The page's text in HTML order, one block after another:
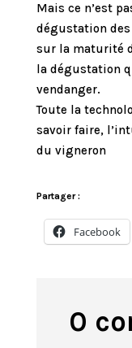
Mais ce n’est
dégustation
sur la maturité
la dégustation
vendanger.
Toute la
savoir faire,
du vigneron
Partager :
Facebook
0